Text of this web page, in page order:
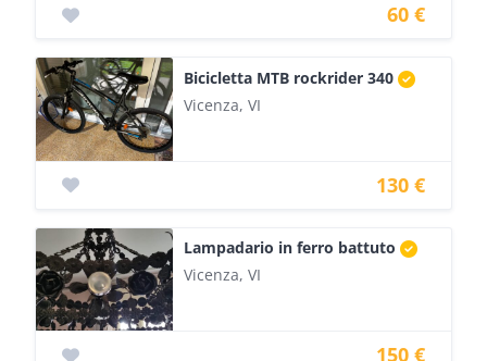
60 €
Bicicletta MTB rockrider 340
Vicenza, VI
130 €
Lampadario in ferro battuto
Vicenza, VI
150 €